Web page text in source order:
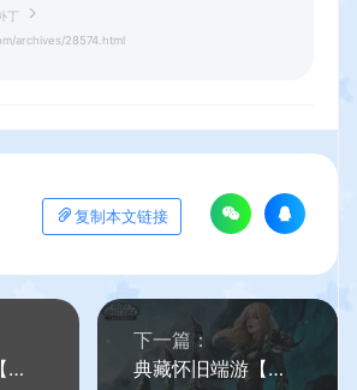
丁
archives/28574.html
复制本文链接
经典武侠端游【天龙八部之怀旧武道二兽魂版】最新整理Linux手工服务端+PC客户端+GM工具+详细搭建教程
下一篇：
典藏怀旧端游【魔兽世界335刀剑魔兽完整版】最新整理Win系服务端+PC客户端+网页注册+GM指令教程+详细搭建教程